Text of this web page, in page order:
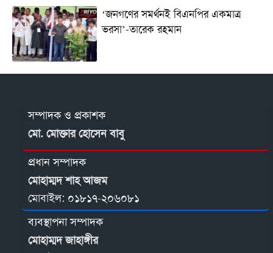
‘জনগণের সমর্থনই বিএনপির একমাত্র
ভরসা’-তারেক রহমান
সম্পাদক ও প্রকাশক
মো. মোক্তার হোসেন বাবু
প্রধান সম্পাদক
মোহাম্মদ শাহ আজম
মোবাইল: ০১৮১৭-২০৬০৮১
ব্যবস্থাপনা সম্পাদক
মোহাম্মদ জাহাঙ্গীর